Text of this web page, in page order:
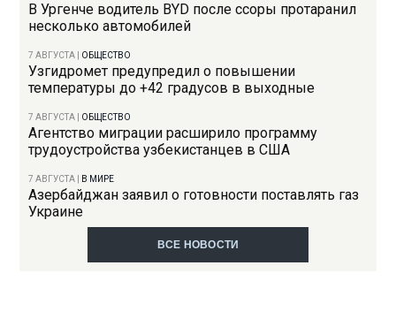
В Ургенче водитель BYD после ссоры протаранил
несколько автомобилей
7 АВГУСТА ОБЩЕСТВО
Узгидромет предупредил о повышении
температуры до +42 градусов в выходные
7 АВГУСТА ОБЩЕСТВО
Агентство миграции расширило программу
трудоустройства узбекистанцев в США
7 АВГУСТА В МИРЕ
Азербайджан заявил о готовности поставлять газ
Украине
ВСЕ НОВОСТИ